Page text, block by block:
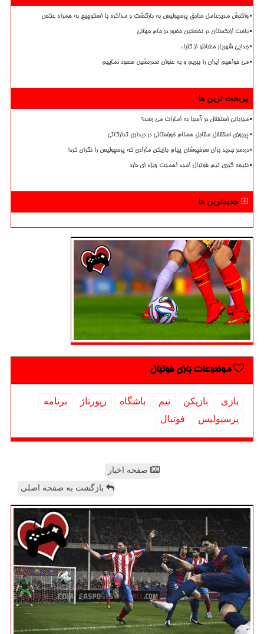
واکنش مدیرعامل سابق پرسپولیس به بازگشت و مذاکره با اسکوچیچ به همراه عکس
باخت ازبکستان در نخستین حضور در جام جهانی
جدایی شهریار مغانلو از کلباء
می خواهیم ایران را ببریم و به عنوان صدرنشین صعود نماییم
پربحث ترین ها
میزبانی استقلال در آسیا به امارات می رسد؟
پیروزی استقلال مقابل همنام خوزستانی در دیداری تدارکاتی
دردسر جدید برای سرخپوشان پیام بازیکن مازادی که پرسپولیس را نگران کرد!
نتیجه گیری تیم فوتبال امید اهمیت ویژه ای دارد
جدیدترین ها
موضوعات بازی فوتبال
بازی بازیكن تیم باشگاه رپورتاژ
برنامه
پرسپولیس
فوتبال
صفحه اخبار
بازگشت به صفحه اصلی